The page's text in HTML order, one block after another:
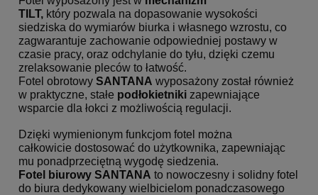
TILT, który pozwala na dopasowanie wysokości
siedziska do wymiarów biurka i własnego wzrostu, co
zagwarantuje zachowanie odpowiedniej postawy w
czasie pracy, oraz odchylanie do tyłu, dzięki czemu
zrelaksowanie pleców to łatwość.
Fotel obrotowy SANTANA wyposażony został również
w praktyczne, stałe podłokietniki zapewniające
wsparcie dla łokci z możliwością regulacji.
Dzięki wymienionym funkcjom fotel można
całkowicie dostosować do użytkownika, zapewniając
mu ponadprzeciętną wygodę siedzenia.
Fotel biurowy SANTANA to nowoczesny i solidny fotel
do biura dedykowany wielbicielom ponadczasowego